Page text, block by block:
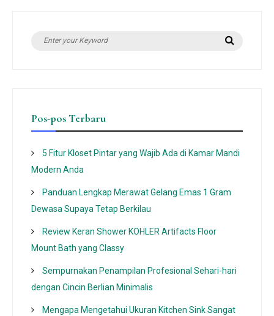
Search
Pos-pos Terbaru
5 Fitur Kloset Pintar yang Wajib Ada di Kamar Mandi
Modern Anda
Panduan Lengkap Merawat Gelang Emas 1 Gram
Dewasa Supaya Tetap Berkilau
Review Keran Shower KOHLER Artifacts Floor
Mount Bath yang Classy
Sempurnakan Penampilan Profesional Sehari-hari
dengan Cincin Berlian Minimalis
Mengapa Mengetahui Ukuran Kitchen Sink Sangat